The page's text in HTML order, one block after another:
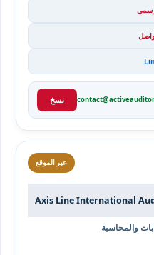
نسخ
عبر الموقع
Axis Line International
والمحاسبة